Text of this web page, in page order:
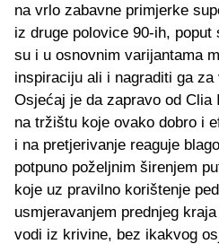
na vrlo zabavne primjerke
iz druge polovice 90-ih,
su i u osnovnim varijantama
inspiraciju ali i nagraditi ga
Osjećaj je da zapravo od
na tržištu koje ovako dobro i
i na pretjerivanje reaguje
potpuno poželjnim širenjem
koje uz pravilno korištenje
usmjeravanjem prednjeg
vodi iz krivine, bez ikakvog